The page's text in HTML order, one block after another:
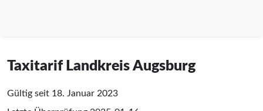
Taxitarif Landkreis Augsburg
Gültig seit 18. Januar 2023